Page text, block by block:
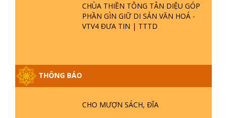
CHÙA THIỀN TÔNG TÂN DIỆU GÓP
PHẦN GÌN GIỮ DI SẢN VĂN HOÁ -
VTV4 ĐƯA TIN | TTTD
THÔNG BÁO
CHO MƯỢN SÁCH, ĐĨA
GIẢI ĐÁP ĐẶC BIỆT P25 - SUỐT 49
HOA LÀ HỘI GÌ? TỬ VÌ ĐẠO